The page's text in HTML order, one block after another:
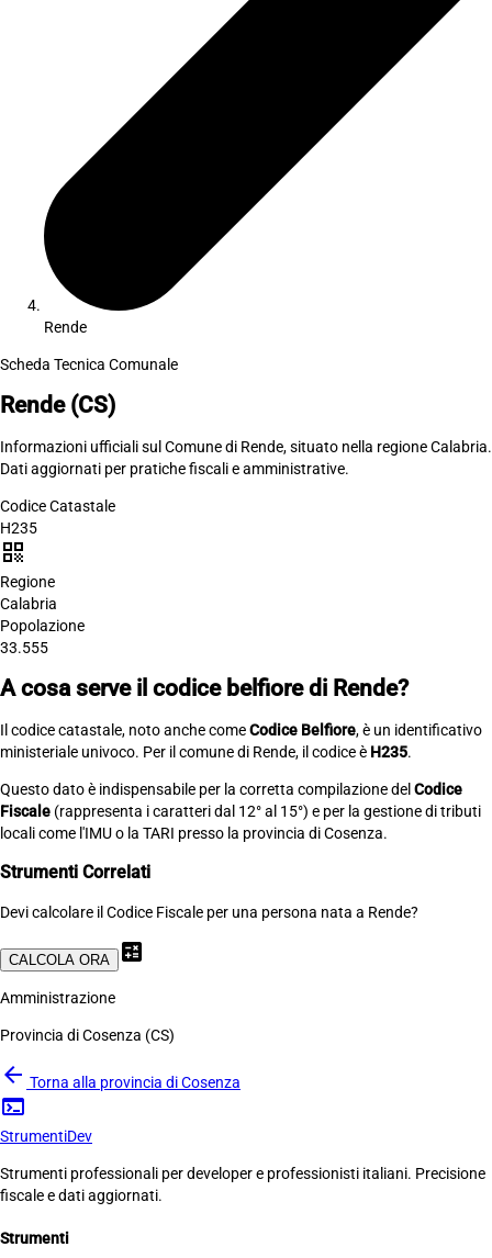
Rende
Scheda Tecnica Comunale
Rende (CS)
Informazioni ufficiali sul Comune di Rende, situato nella regione Calabria.
Dati aggiornati per pratiche fiscali e amministrative.
Codice Catastale
H235
qr_code
Regione
Calabria
Popolazione
33.555
A cosa serve il codice belfiore di Rende?
Il codice catastale, noto anche comeCodice Belfiore, è un identificativo
ministeriale univoco. Per il comune di Rende, il codice è H235.
Questo dato è indispensabile per la corretta compilazione del Codice
Fiscale (rappresenta i caratteri dal 12° al 15°) e per la gestione di tributi
locali come l'IMU o la TARI presso la provincia di Cosenza.
Strumenti Correlati
Devi calcolare il Codice Fiscale per una persona nata a Rende?
CALCOLA ORA calculate
Amministrazione
Provincia di Cosenza (CS)
arrow_back Torna alla provincia di Cosenza
terminal
StrumentiDev
Strumenti professionali per developer e professionisti italiani. Precisione
fiscale e dati aggiornati.
Strumenti